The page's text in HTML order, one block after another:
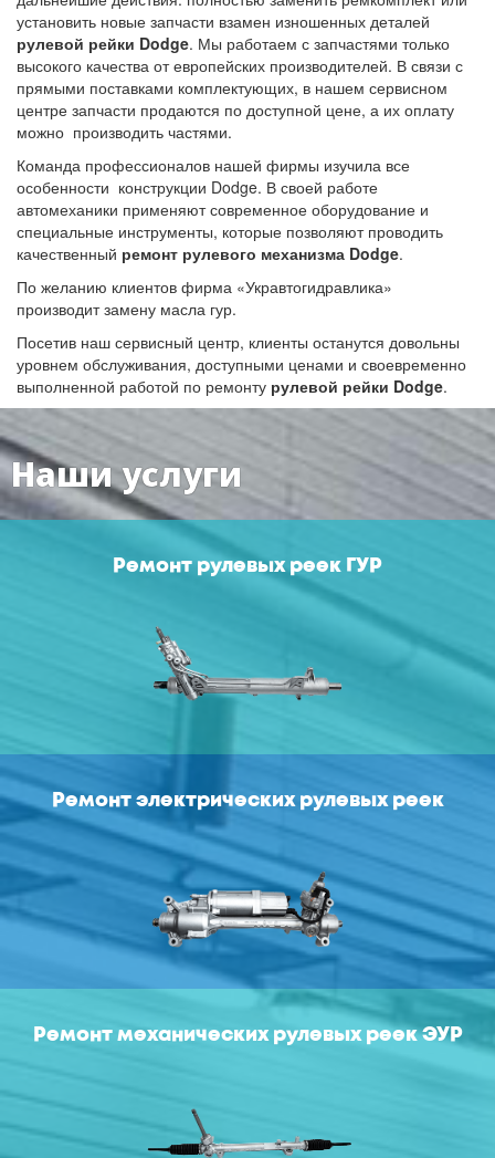
установить новые запчасти взамен изношенных деталей
рулевой рейки Dodge. Мы работаем с запчастями только
высокого качества от европейских производителей. В связи с
прямыми поставками комплектующих, в нашем сервисном
центре запчасти продаются по доступной цене, а их оплату
можно производить частями.
Команда профессионалов нашей фирмы изучила все
особенности конструкции Dodge. В своей работе
автомеханики применяют современное оборудование и
специальные инструменты, которые позволяют проводить
качественный ремонт рулевого механизма Dodge.
По желанию клиентов фирма «Укравтогидравлика»
производит замену масла гур.
Посетив наш сервисный центр, клиенты останутся довольны
уровнем обслуживания, доступными ценами и своевременно
выполненной работой по ремонту рулевой рейки Dodge.
Наши услуги
Ремонт рулевых реек ГУР
Ремонт электрических рулевых реек
Ремонт механических рулевых реек ЭУР